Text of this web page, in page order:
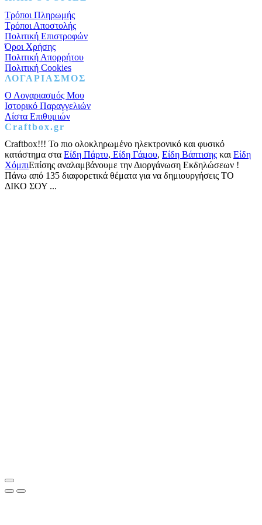
Τρόποι Πληρωμής
Τρόποι Αποστολής
Πολιτική Επιστροφών
Όροι Χρήσης
Πολιτική Απορρήτου
Πολιτική Cookies
ΛΟΓΑΡΙΑΣΜΟΣ
Ο Λογαριασμός Μου
Ιστορικό Παραγγελιών
Λίστα Επιθυμιών
Craftbox.gr
Craftbox!!! Το πιο ολοκληρωμένο ηλεκτρονικό και φυσικό
κατάστημα στα Είδη Πάρτυ, Είδη Γάμου, Είδη Βάπτισης και Είδη
ΧόμπιΕπίσης αναλαμβάνουμε την Διοργάνωση Εκδηλώσεων !
Πάνω από 135 διαφορετικά θέματα για να δημιουργήσεις ΤΟ
ΔΙΚΟ ΣΟΥ ...